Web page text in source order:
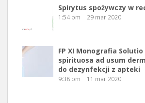
Spirytus spożywczy w
1:54 pm 29 mar 2020
FP XI Monografia
spirituosa ad usum
do dezynfekcji z apteki
9:38 pm 11 mar 2020